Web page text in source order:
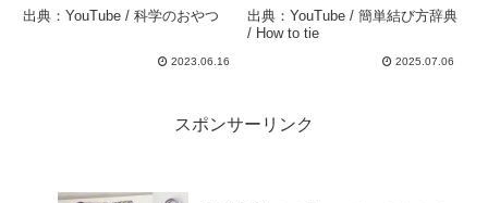
出典：YouTube / 科学のおやつ
2023.06.16
花#はな#flower#吸管#꽃#
빨대#ストロー#あじさい#
工作#簡単#作り方
出典：YouTube / 簡単結び方辞典
/ How to tie
2025.07.06
スポンサーリンク